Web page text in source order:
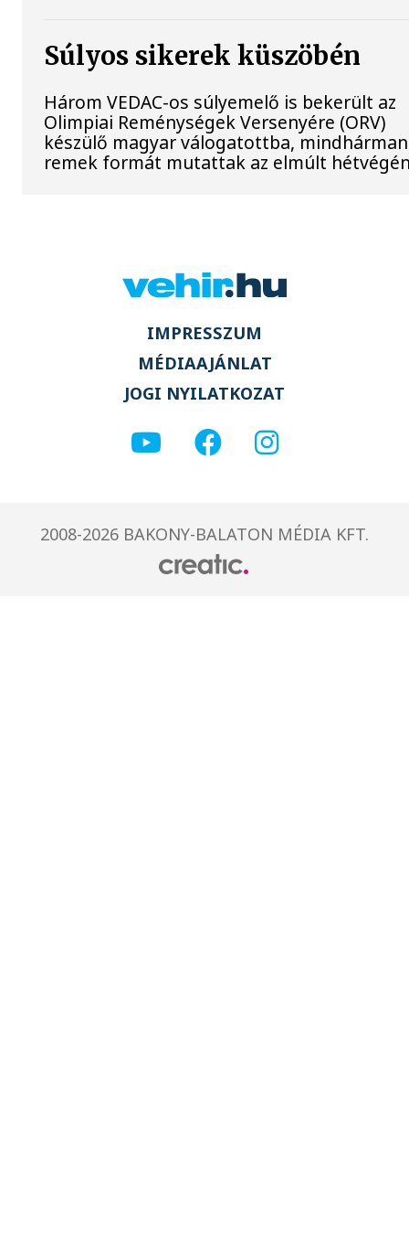
Súlyos sikerek küszöbén
Három VEDAC-os súlyemelő is bekerült az
Olimpiai Reménységek Versenyére (ORV)
készülő magyar válogatottba, mindhárman
remek formát mutattak az elmúlt
IMPRESSZUM
MÉDIAAJÁNLAT
JOGI NYILATKOZAT
2008-2026 BAKONY-BALATON MÉDIA KFT.